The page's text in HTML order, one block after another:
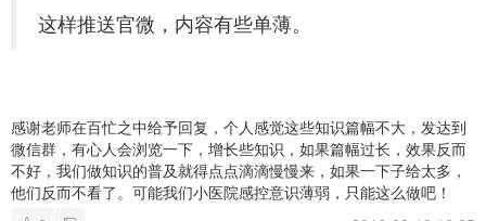
这样推送官微，内容有些单薄。
感谢老师在百忙之中给予回复，个人感觉这些知识篇幅不大，发达到
微信群，有心人会浏览一下，增长些知识，如果篇幅过长，效果反而
不好，我们做知识的普及就得点点滴滴慢慢来，如果一下子给太多，
他们反而不看了。可能我们小医院感控意识薄弱，只能这么做吧！